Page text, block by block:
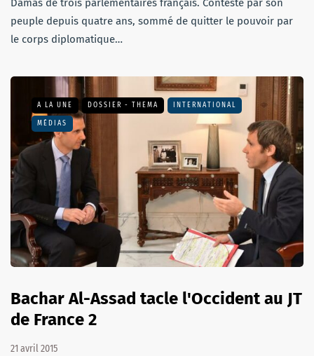
Damas de trois parlementaires français. Contesté par son
peuple depuis quatre ans, sommé de quitter le pouvoir par
le corps diplomatique…
A LA UNE DOSSIER - THEMA INTERNATIONAL
MÉDIAS
Bachar Al-Assad tacle l'Occident au JT
de France 2
21 avril 2015